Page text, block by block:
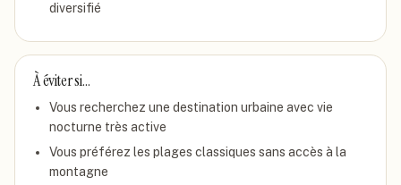
diversifié
À éviter si…
Vous recherchez une destination urbaine avec vie
nocturne très active
Vous préférez les plages classiques sans accès à la
montagne